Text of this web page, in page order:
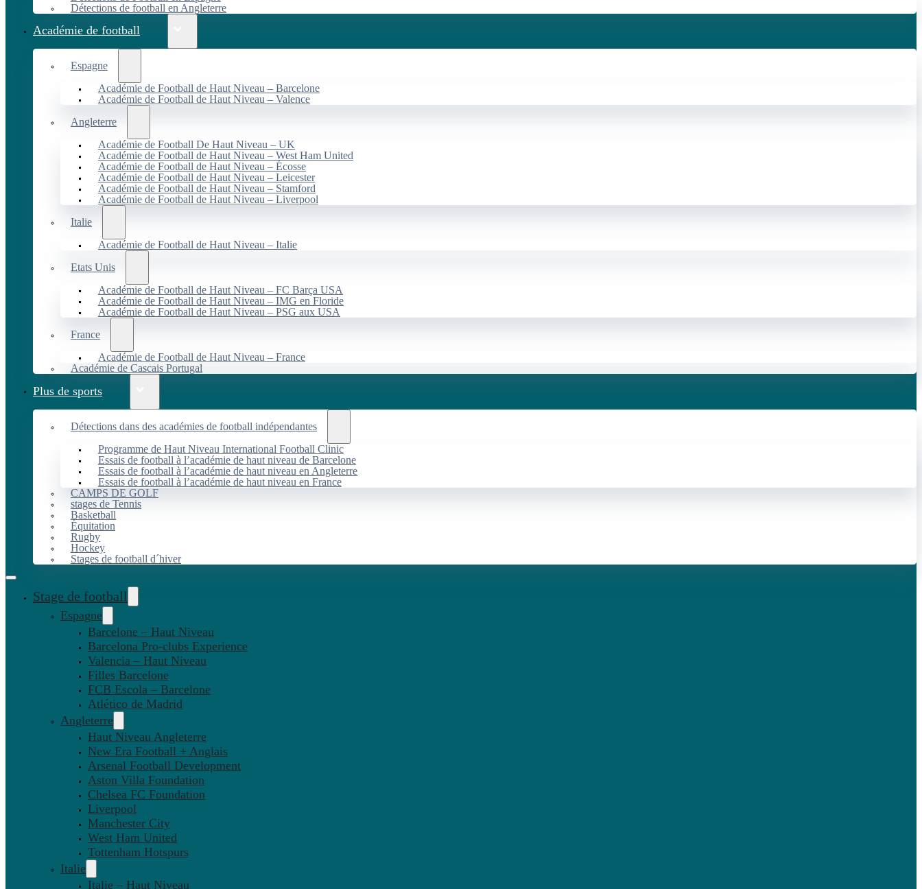
Détections de football en Angleterre
Académie de football
Espagne
Académie de Football de Haut Niveau – Barcelone
Académie de Football de Haut Niveau – Valence
Angleterre
Académie de Football De Haut Niveau – UK
Académie de Football de Haut Niveau – West Ham United
Académie de Football de Haut Niveau – Écosse
Académie de Football de Haut Niveau – Leicester
Académie de Football de Haut Niveau – Stamford
Académie de Football de Haut Niveau – Liverpool
Italie
Académie de Football de Haut Niveau – Italie
Etats Unis
Académie de Football de Haut Niveau – FC Barça USA
Académie de Football de Haut Niveau – IMG en Floride
Académie de Football de Haut Niveau – PSG aux USA
France
Académie de Football de Haut Niveau – France
Académie de Cascais Portugal
Plus de sports
Détections dans des académies de football indépendantes
Programme de Haut Niveau International Football Clinic
Essais de football à l’académie de haut niveau de Barcelone
Essais de football à l’académie de haut niveau en Angleterre
Essais de football à l’académie de haut niveau en France
CAMPS DE GOLF
stages de Tennis
Basketball
Équitation
Rugby
Hockey
Stages de football d´hiver
Stage de football
Espagne
Barcelone – Haut Niveau
Barcelona Pro-clubs Experience
Valencia – Haut Niveau
Filles Barcelone
FCB Escola – Barcelone
Atlético de Madrid
Angleterre
Haut Niveau Angleterre
New Era Football + Anglais
Arsenal Football Development
Aston Villa Foundation
Chelsea FC Foundation
Liverpool
Manchester City
West Ham United
Tottenham Hotspurs
Italie
Italie – Haut Niveau